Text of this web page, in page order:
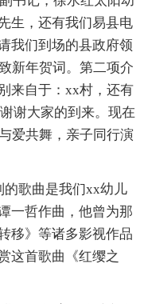
生，还有我们易县电
我们到场的县政府领
新年贺词。第二项介
来自于：xx村，还有
谢大家的到来。现在
爱共舞，亲子同行演
的歌曲是我们xx幼儿
一哲作曲，他曾为那
移》等诸多影视作品
这首歌曲《红缨之